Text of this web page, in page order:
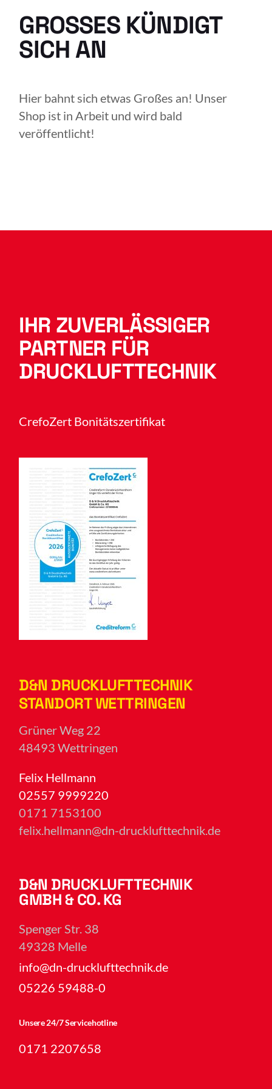
GROSSES KÜNDIGT S
ICH AN
Hier bahnt sich etwas Großes an! Unser
Shop ist in Arbeit und wird bald
veröffentlicht!
IHR ZUVERLÄSSIGER
PARTNER FÜR
DRUCKLUFTTECHNIK
CrefoZert Bonitätszertifikat
D&N DRUCKLUFTTECHNIK
STANDORT WETTRINGEN
Grüner Weg 22
48493 Wettringen
Felix Hellmann
02557 9999220
0171 7153100
felix.hellmann@dn-drucklufttechnik.de
D&N DRUCKLUFTTECHNIK
GMBH & CO. KG
Spenger Str. 38
49328 Melle
info@dn-drucklufttechnik.de
05226 59488-0
Unsere 24/7 Servicehotline
0171 2207658